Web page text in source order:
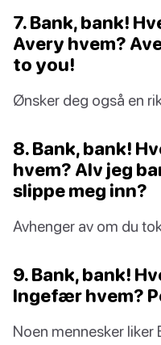
7. Bank, bank!
Avery hvem?
to you!
Ønsker deg også en
8. Bank, bank!
hvem? Alv jeg
slippe meg inn?
Avhenger av om du
9. Bank, bank!
Ingefær hvem?
Noen mennesker liker